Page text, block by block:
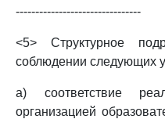
--------------------------------
<5> Структурное
соблюдении следующих
а) соответствие
организацией